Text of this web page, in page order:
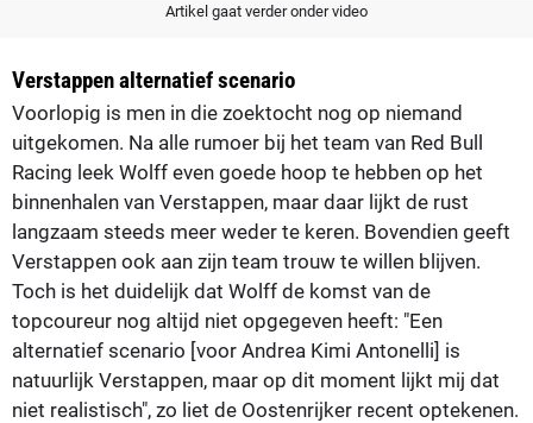
Artikel gaat verder onder video
Verstappen alternatief scenario
Voorlopig is men in die zoektocht nog op niemand
uitgekomen. Na alle rumoer bij het team van Red Bull
Racing leek Wolff even goede hoop te hebben op het
binnenhalen van Verstappen, maar daar lijkt de rust
langzaam steeds meer weder te keren. Bovendien geeft
Verstappen ook aan zijn team trouw te willen blijven.
Toch is het duidelijk dat Wolff de komst van de
topcoureur nog altijd niet opgegeven heeft: "Een
alternatief scenario [voor Andrea Kimi Antonelli] is
natuurlijk Verstappen, maar op dit moment lijkt mij dat
niet realistisch", zo liet de Oostenrijker recent optekenen.